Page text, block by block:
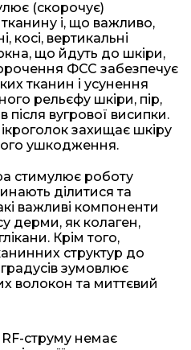
(скорочує)
і, що важливо,
косі, вертикальні
що йдуть до шкіри,
ФСС забезпечує
тканин і усунення
рельєфу шкіри, пір,
після вугрової висипки.
захищає шкіру
ушкодження.
стимулює роботу
ділитися та
важливі компоненти
дерми, як колаген,
Крім того,
структур до
зумовлює
волокон та миттєвий
RF-струму немає